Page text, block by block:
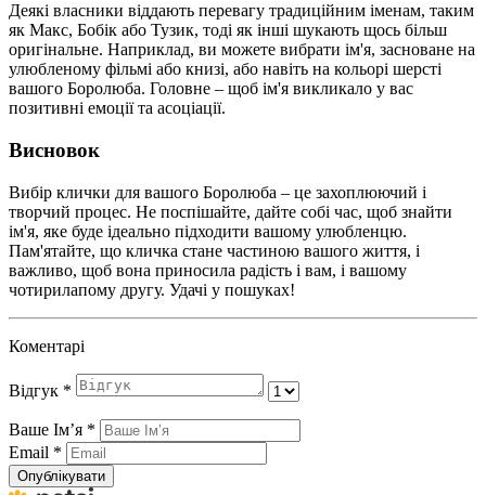
Деякі власники віддають перевагу традиційним іменам, таким
як Макс, Бобік або Тузик, тоді як інші шукають щось більш
оригінальне. Наприклад, ви можете вибрати ім'я, засноване на
улюбленому фільмі або книзі, або навіть на кольорі шерсті
вашого Боролюба. Головне – щоб ім'я викликало у вас
позитивні емоції та асоціації.
Висновок
Вибір клички для вашого Боролюба – це захоплюючий і
творчий процес. Не поспішайте, дайте собі час, щоб знайти
ім'я, яке буде ідеально підходити вашому улюбленцю.
Пам'ятайте, що кличка стане частиною вашого життя, і
важливо, щоб вона приносила радість і вам, і вашому
чотирилапому другу. Удачі у пошуках!
Коментарі
Відгук *
Ваше Імʼя *
Email *
Опублікувати